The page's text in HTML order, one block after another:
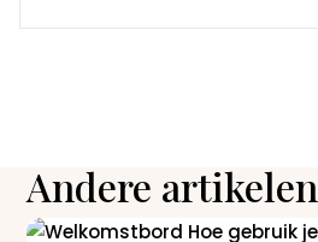
Andere artikelen